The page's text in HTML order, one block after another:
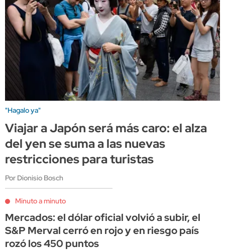
"Hagalo ya"
Viajar a Japón será más caro: el alza
del yen se suma a las nuevas
restricciones para turistas
Por Dionisio Bosch
Minuto a minuto
Mercados: el dólar oficial volvió a subir, el
S&P Merval cerró en rojo y en riesgo país
rozó los 450 puntos